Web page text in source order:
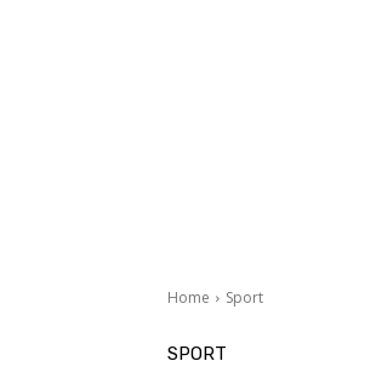
Home Sport
SPORT